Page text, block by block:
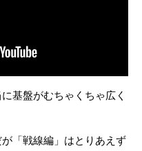
基盤がむちゃくちゃ広く
「戦線編」はとりあえず